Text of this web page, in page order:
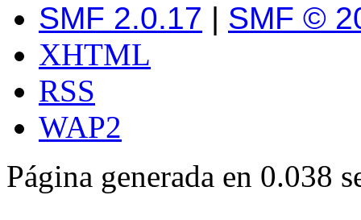
SMF 2.0.17 | SMF ©
XHTML
RSS
WAP2
Página generada en 0.038